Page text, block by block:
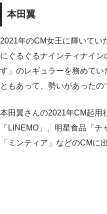
本田翼
2021年のCM女王に輝いてい
にぐるぐるナインティナイ
す」のレギュラーを務めてい
ともあって、勢いがあったの
本田翼さんの2021年CM起用
「LINEMO」、明星食品「
「ミンティア」などのCMに